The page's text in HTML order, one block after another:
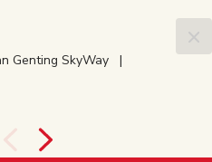
Genting SkyWay |